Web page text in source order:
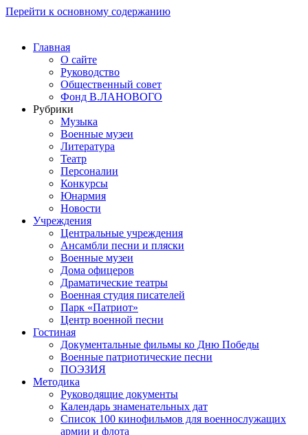
Перейти к основному содержанию
Главная
О сайте
Руководство
Общественный совет
Фонд В.ЛАНОВОГО
Рубрики
Музыка
Военные музеи
Литература
Театр
Персоналии
Конкурсы
Юнармия
Новости
Учреждения
Центральные учреждения
Ансамбли песни и пляски
Военные музеи
Дома офицеров
Драматические театры
Военная студия писателей
Парк «Патриот»
Центр военной песни
Гостиная
Документальные фильмы ко Дню Победы
Военные патриотические песни
ПОЭЗИЯ
Методика
Руководящие документы
Календарь знаменательных дат
Список 100 кинофильмов для военнослужащих
армии и флота